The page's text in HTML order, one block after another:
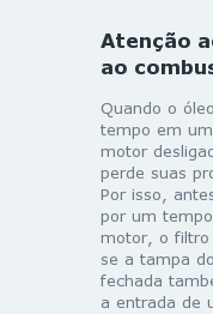
Atenção
ao
Quando o
tempo em
motor
perde suas
Por isso,
por um
motor, o filtro
se a tampa
fechada
a entrada de